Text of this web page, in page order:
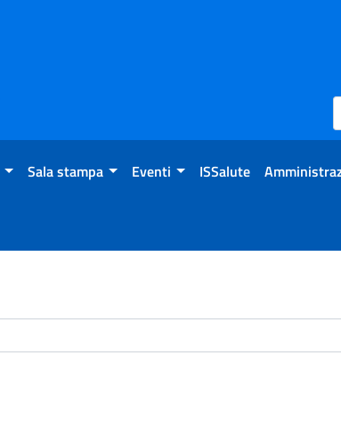
Sala stampa Eventi ISSalute